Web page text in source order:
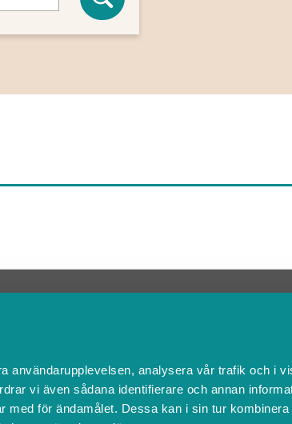
användarupplevelsen, analysera vår trafik och i
vi även sådana identifierare och annan
för ändamålet. Dessa kan i sin tur
Vardagar 09.00 – 16.00
Lunchstängt 12.00 - 13.00